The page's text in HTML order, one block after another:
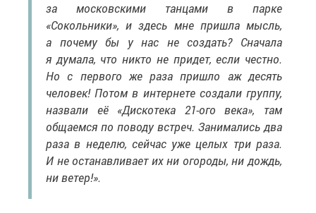
за московскими танцами в парке
«Сокольники», и здесь мне пришла мысль,
а почему бы у нас не создать? Сначала
я думала, что никто не придет, если честно.
Но с первого же раза пришло аж десять
человек! Потом в интернете создали группу,
назвали её «Дискотека 21-ого века», там
общаемся по поводу встреч. Занимались два
раза в неделю, сейчас уже целых три раза.
И не останавливает их ни огороды, ни дождь,
ни ветер!».